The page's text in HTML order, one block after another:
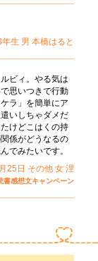
年生 男 本橋はると
ビィ。やる気は
思いつきで行動
ラ」を簡単にア
いしちゃダメだ
けどこはくの持
係がどうなるの
でみたいです。
25日 その他 女 浬
書感想文キャンペーン